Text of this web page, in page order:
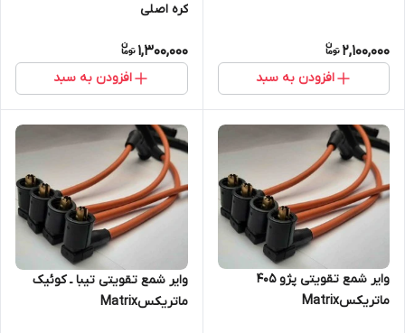
2,100,000
افزودن به سبد
کره اصلی
1,300,000
افزودن به سبد
وایر شمع تقویتی پژو ۴۰۵
ماتریکسMatrix
وایر شمع تقویتی تیبا ـ کوئیک
ماتریکسMatrix